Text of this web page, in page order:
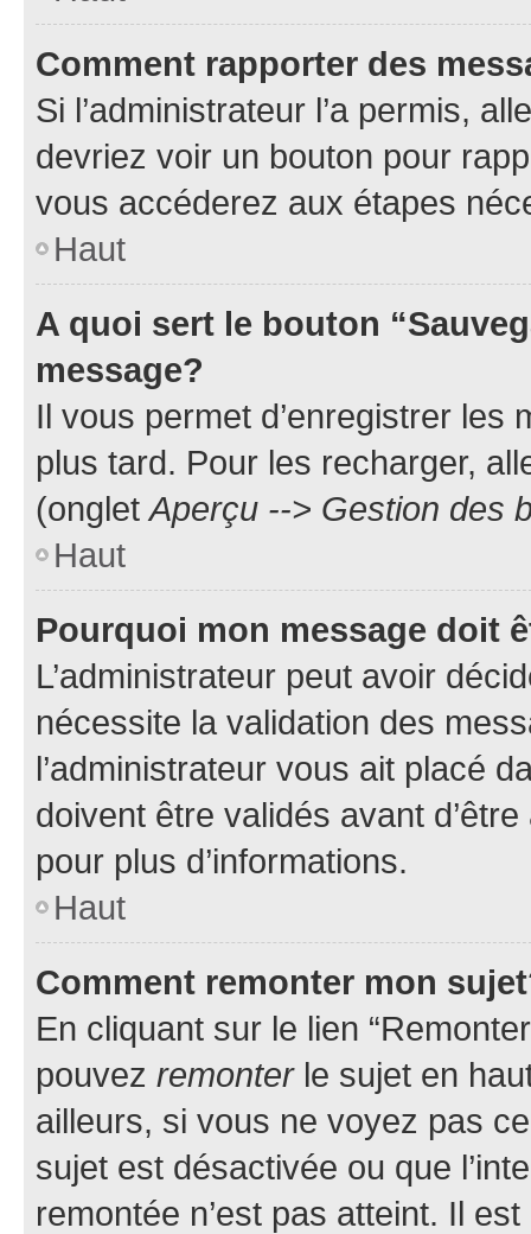
Comment rapporter des
Si l’administrateur l’a permis,
devriez voir un bouton pour
vous accéderez aux étapes
Haut
A quoi sert le bouton
message?
Il vous permet d’enregistrer
plus tard. Pour les recharger,
(ongletAperçu --> Gestion des
Haut
Pourquoi mon message doit
L’administrateur peut avoir
nécessite la validation des
l’administrateur vous ait placé
doivent être validés avant
pour plus d’informations.
Haut
Comment remonter mon
En cliquant sur le lien
pouvez remonterle sujet en
ailleurs, si vous ne voyez pas
sujet est désactivée ou que
remontée n’est pas atteint. Il